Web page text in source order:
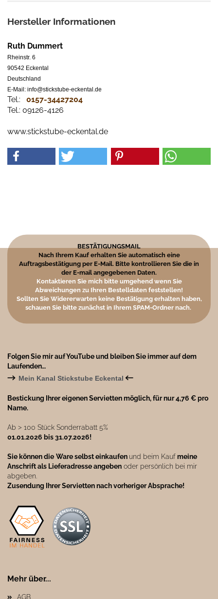
Hersteller Informationen
Ruth Dummert
Rheinstr. 6
90542 Eckental
Deutschland
E-Mail: info@stickstube-eckental.de
Tel.: 0157-34427204​
Tel.: 09126-4126
www.stickstube-eckental.de
BESTÄTIGUNGSMAIL
Nach Ihrem Kauf erhalten Sie automatisch eine
Auftragsbestätigung per E-Mail. Bitte kontrollieren Sie die in
der E-mail angegebenen Daten.
Kontaktieren Sie mich bitte umgehend wenn Sie
Abweichungen zu Ihren Bestelldaten feststellen!
Sollten Sie Widererwarten keine Bestätigung erhalten haben,
schauen Sie bitte zunächst in Ihrem SPAM-Ordner nach.
Folgen Sie mir auf YouTube und bleiben Sie immer auf dem
Laufenden…
→ Mein Kanal Stickstube Eckental ←
Bestickung Ihrer eigenen Servietten möglich, für nur 4,76 € pro
Name.
Ab ˃ 100 Stück Sonderrabatt 5%
01.01.2026 bis 31.07.2026!
Sie können die Ware selbst einkaufen und beim Kaufmeine
Anschrift als Lieferadresse angeben oder persönlich bei mir
abgeben.
Zusendung Ihrer Servietten nach vorheriger Absprache!
Mehr über...
AGB